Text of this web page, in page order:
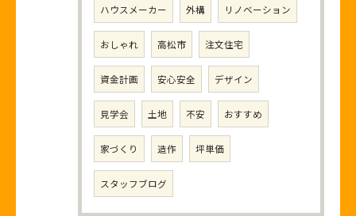
ハウスメーカー 外構 リノベーション
おしゃれ 高松市 注文住宅
資金計画 安心安全 デザイン
見学会 土地 不安 おすすめ
家づくり 造作 坪単価
スタッフブログ